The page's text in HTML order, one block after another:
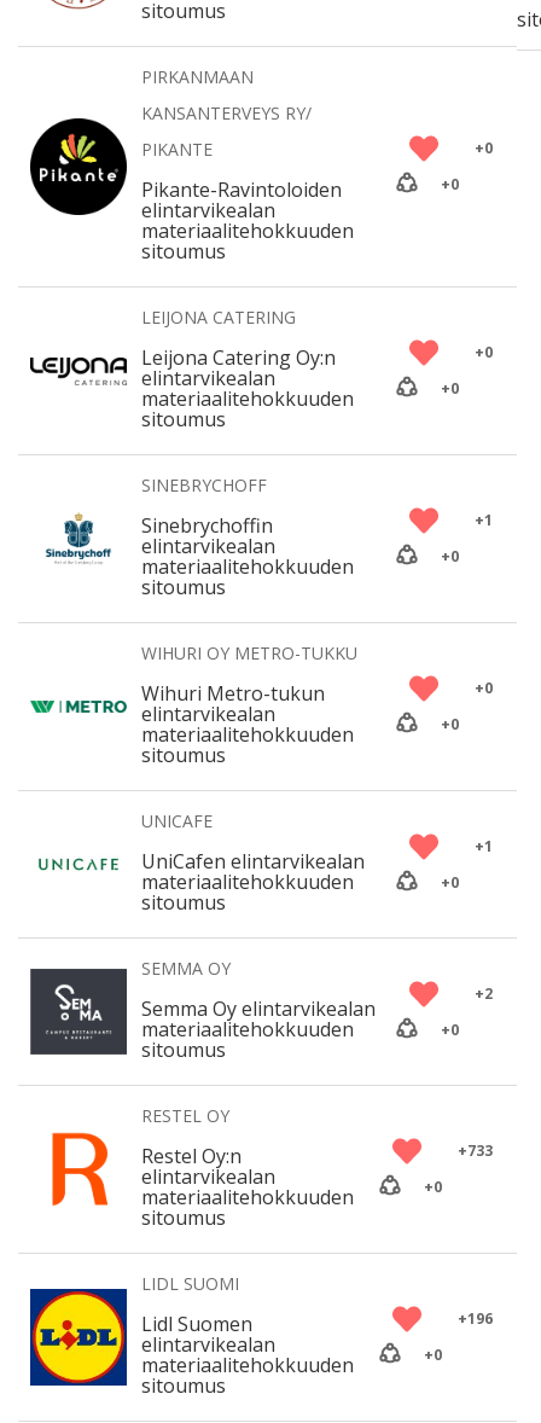
sitoumus
PIRKANMAAN
KANSANTERVEYS RY/
PIKANTE
Pikante-Ravintoloiden
elintarvikealan
materiaalitehokkuuden
sitoumus
+0
+0
LEIJONA CATERING
Leijona Catering Oy:n
elintarvikealan
materiaalitehokkuuden
sitoumus
+0
+0
SINEBRYCHOFF
Sinebrychoffin
elintarvikealan
materiaalitehokkuuden
sitoumus
+1
+0
WIHURI OY METRO-TUKKU
Wihuri Metro-tukun
elintarvikealan
materiaalitehokkuuden
sitoumus
+0
+0
UNICAFE
UniCafen elintarvikealan
materiaalitehokkuuden
sitoumus
+1
+0
SEMMA OY
Semma Oy elintarvikealan
materiaalitehokkuuden
sitoumus
+2
+0
RESTEL OY
Restel Oy:n
elintarvikealan
materiaalitehokkuuden
sitoumus
+733
+0
LIDL SUOMI
Lidl Suomen
elintarvikealan
materiaalitehokkuuden
sitoumus
+196
+0